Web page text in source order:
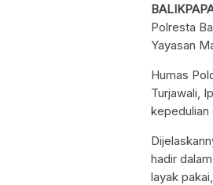
Polresta
Yayasan
Humas
Turjawali,
kepedulian
hadir
layak